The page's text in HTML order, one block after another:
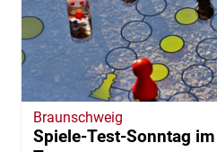
Braunschweig
Spiele-Test-Sonntag